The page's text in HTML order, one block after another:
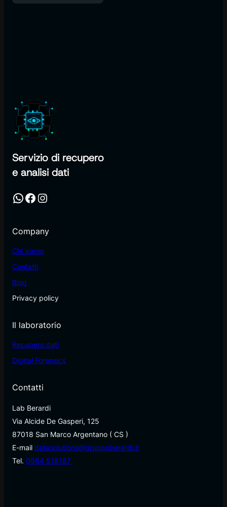
Servizio di recupero
e analisi dati
WhatsApp Facebook Instagram
Company
Chi siamo
Contatti
Blog
Privacy policy
Il laboratorio
Recupero dati
Digital Forensics
Contatti
Lab Berardi
Via Alcide De Gasperi, 125
87018 San Marco Argentano ( CS )
E-mail datasolutions@gruppoberardi.it
Tel. 0984 518187